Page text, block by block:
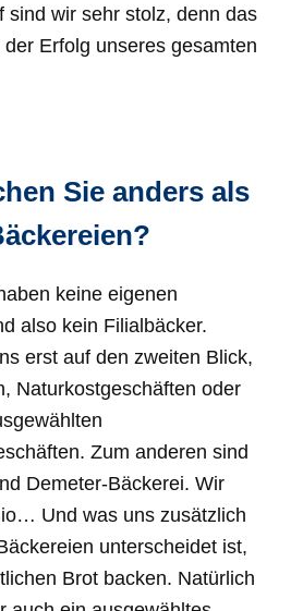
sind wir sehr stolz, denn das
Erfolg unseres gesamten
Sie anders als
keine eigenen
also kein Filialbäcker.
erst auf den zweiten Blick,
Naturkostgeschäften oder
Zum anderen sind
Demeter-Bäckerei. Wir
Und was uns zusätzlich
unterscheidet ist,
Brot backen. Natürlich